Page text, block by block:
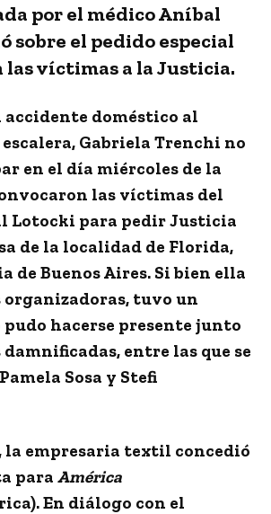
por el médico Aníbal
sobre el pedido especial
víctimas a la Justicia.
doméstico al
Gabriela Trenchi no
en el día miércoles de la
las víctimas del
Lotocki para pedir Justicia
de la localidad de Florida,
de Buenos Aires. Si bien ella
organizadoras, tuvo un
pudo hacerse presente junto
entre las que se
Pamela Sosa y Stefi
la empresaria textil concedió
para América
En diálogo con el